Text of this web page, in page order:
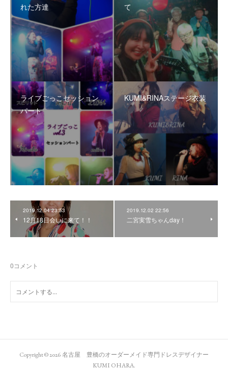
れた方達
て
ライブごっこセッション
パート
KUMI&RINAステージ衣装
2019.12.04 23:53
12月18日会いに来て！！
2019.12.02 22:56
二宮実雪ちゃんday！
0コメント
Copyright ©2026名古屋 豊橋のオーダーメイド専門ドレスデザイナー
KUMI OHARA.